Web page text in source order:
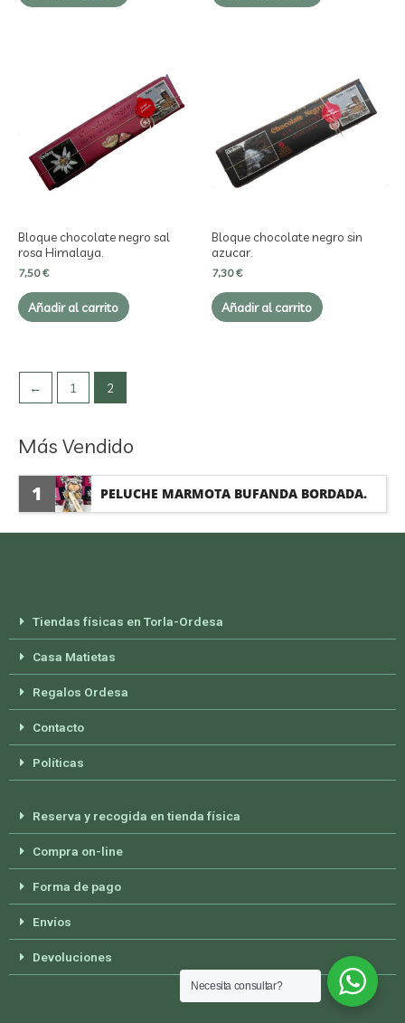
Bloque chocolate negro sal
rosa Himalaya.
7,50€
Añadir al carrito
Bloque chocolate negro sin
azucar.
7,30€
Añadir al carrito
← 1 2
Más Vendido
1 PELUCHE MARMOTA BUFANDA BORDADA.
Tiendas físicas en Torla-Ordesa
Casa Matietas
Regalos Ordesa
Contacto
Políticas
Reserva y recogida en tienda física
Compra on-line
Forma de pago
Envíos
Devoluciones
Necesita consultar?